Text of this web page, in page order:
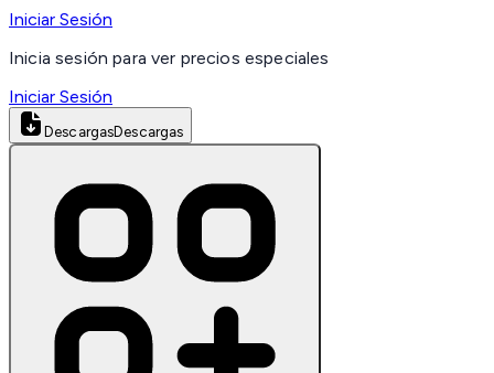
Iniciar Sesión
Inicia sesión para ver precios especiales
Iniciar Sesión
DescargasDescargas